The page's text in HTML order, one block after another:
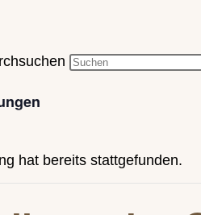
hat bereits stattgefunden.